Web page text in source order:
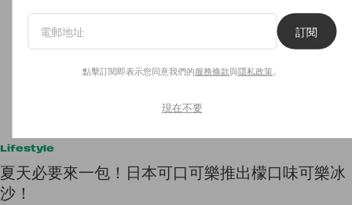
Lifestyle
夏天必要來一包！日本可口可樂推出檬口味可樂冰
沙！
訂閱
點擊訂閱即表示您同意我們的服務條款與隱私政策
現在不要